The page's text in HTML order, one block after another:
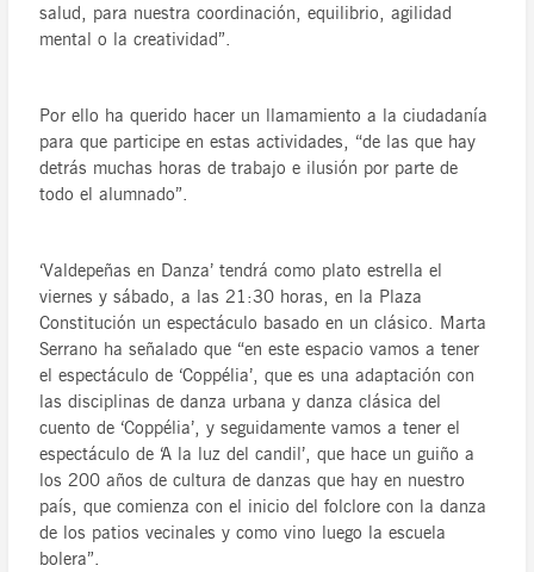
salud, para nuestra coordinación, equilibrio, agilidad
mental o la creatividad”.
Por ello ha querido hacer un llamamiento a la ciudadanía
para que participe en estas actividades, “de las que hay
detrás muchas horas de trabajo e ilusión por parte de
todo el alumnado”.
‘Valdepeñas en Danza’ tendrá como plato estrella el
viernes y sábado, a las 21:30 horas, en la Plaza
Constitución un espectáculo basado en un clásico. Marta
Serrano ha señalado que “en este espacio vamos a tener
el espectáculo de ‘Coppélia’, que es una adaptación con
las disciplinas de danza urbana y danza clásica del
cuento de ‘Coppélia’, y seguidamente vamos a tener el
espectáculo de ‘A la luz del candil’, que hace un guiño a
los 200 años de cultura de danzas que hay en nuestro
país, que comienza con el inicio del folclore con la danza
de los patios vecinales y como vino luego la escuela
bolera”.